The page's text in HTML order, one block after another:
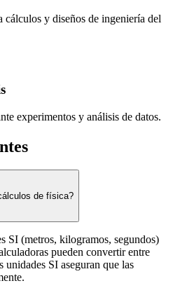
y diseños de ingeniería del
experimentos y análisis de datos.
de física?
SI (metros, kilogramos, segundos)
pueden convertir entre
unidades SI aseguran que las